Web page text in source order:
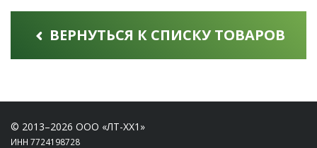
ВЕРНУТЬСЯ К СПИСКУ ТОВАРОВ
© 2013–2026 ООО «ЛТ-ХХ1»
ИНН 7724198728